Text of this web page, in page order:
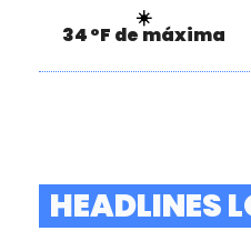
☀️
34 °F de máxima
HEADLINES